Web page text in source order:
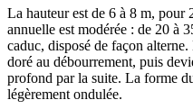
La hauteur est de 6 à 8 m, pour
annuelle est modérée : de 20 à
caduc, disposé de façon
doré au débourrement, puis
profond par la suite. La forme
légèrement ondulée.